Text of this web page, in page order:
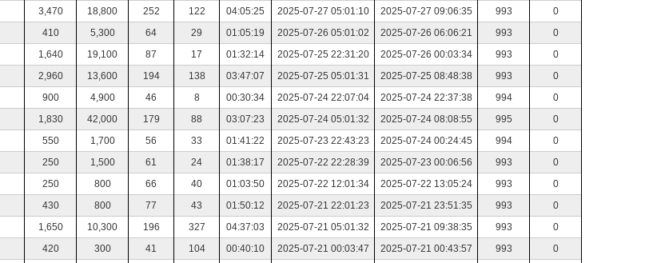
3,470 18,800 252 122 04:05:25 2025-07-27 05:01:10 2025-07-27 09:06:35 993
0
410 5,300 64 29 01:05:19 2025-07-26 05:01:02 2025-07-26 06:06:21 993
0
1,640 19,100 87 17 01:32:14 2025-07-25 22:31:20 2025-07-26 00:03:34 993
0
2,960 13,600 194 138 03:47:07 2025-07-25 05:01:31 2025-07-25 08:48:38 993
0
900 4,900 46 8 00:30:34 2025-07-24 22:07:04 2025-07-24 22:37:38 994
0
1,830 42,000 179 88 03:07:23 2025-07-24 05:01:32 2025-07-24 08:08:55 995
0
550 1,700 56 33 01:41:22 2025-07-23 22:43:23 2025-07-24 00:24:45 994
0
250 1,500 61 24 01:38:17 2025-07-22 22:28:39 2025-07-23 00:06:56 993
0
250 800 66 40 01:03:50 2025-07-22 12:01:34 2025-07-22 13:05:24 993
0
430 800 77 43 01:50:12 2025-07-21 22:01:23 2025-07-21 23:51:35 993
0
1,650 10,300 196 327 04:37:03 2025-07-21 05:01:32 2025-07-21 09:38:35 993
0
420 300 41 104 00:40:10 2025-07-21 00:03:47 2025-07-21 00:43:57 993
0